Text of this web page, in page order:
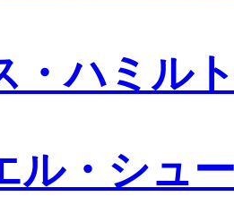
・ハミル
ル・シュ